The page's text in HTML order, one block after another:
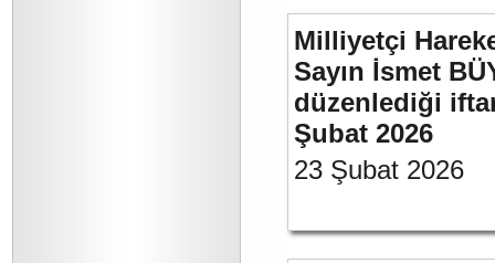
Milliyetçi
Sayın İsmet
düzenlediği
Şubat 2026
23 Şubat 2026